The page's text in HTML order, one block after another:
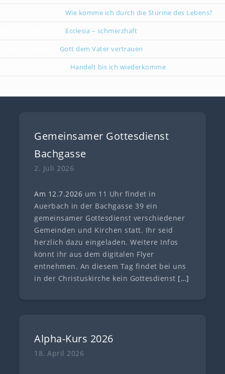
Wie komme ich durch die Stürme des Lebens?
Ecclesia – schmerzhaft
Gott dem Vater vertrauen
Handelt bis ich wiederkomme
Gemeinsamer Gottesdienst
Bachgasse
2. Juli 2026
Am 12.7.2026 um 11 Uhr findet in
Auerbach in der Bachgasse 39 ein
gemeinsamer Gottesdienst verschiedener
Gemeinden und Kirchen statt. Ihr seid
herzlich dazu eingeladen. Weitere Infos
könnt ihr aus dem digitalen Flyer
entnehmen. An diesem Tag findet bei uns
in der Christuskirche kein Gottesdienst […]
Alpha-Kurs 2026
18. April 2026